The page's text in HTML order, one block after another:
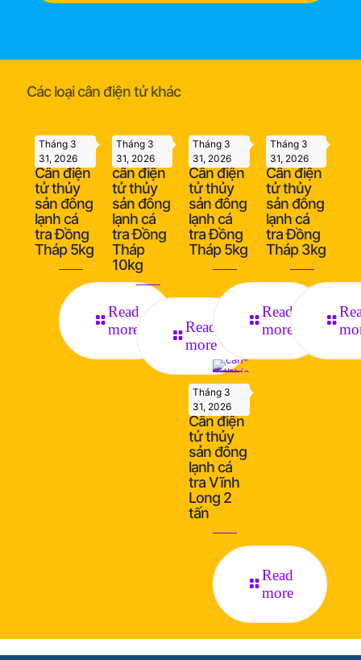
Các loại cân điện tử khác
Tháng 3
31, 2026
Cân điện
tử thủy
sản đông
lạnh cá
tra Đồng
Tháp 5kg
Read
more
Tháng 3
31, 2026
cân điện
tử thủy
sản đông
lạnh cá
tra Đồng
Tháp
10kg
Read
more
Tháng 3
31, 2026
Cân điện
tử thủy
sản đông
lạnh cá
tra Đồng
Tháp 5kg
Read
more
Tháng 3
31, 2026
Cân điện
tử thủy
sản đông
lạnh cá
tra Đồng
Tháp 3kg
Tháng 3
31, 2026
Cân điện
tử thủy
sản đông
lạnh cá
tra Vĩnh
Long 2
tấn
Read
more